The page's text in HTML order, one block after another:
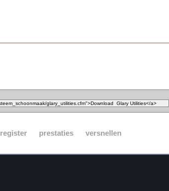
register prestaties versnellen